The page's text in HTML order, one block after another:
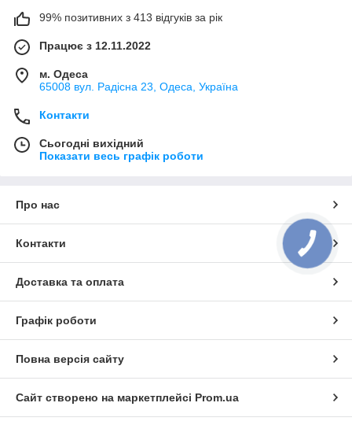
99% позитивних з 413 відгуків за рік
Працює з 12.11.2022
м. Одеса
65008 вул. Радісна 23, Одеса, Україна
Контакти
Сьогодні вихідний
Показати весь графік роботи
Про нас
Контакти
Доставка та оплата
Графік роботи
Повна версія сайту
Сайт створено на маркетплейсі Prom.ua
КНОПКА
ЗВ'ЯЗКУ